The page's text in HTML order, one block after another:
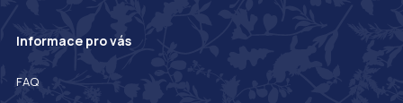
Informace pro vás
FAQ